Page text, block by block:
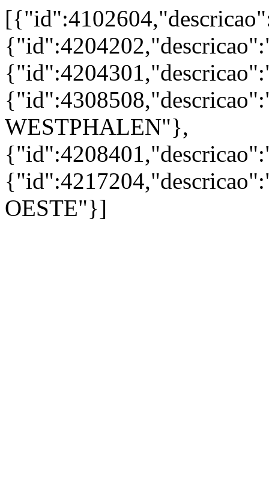
WESTPHALEN"},
OESTE"}]